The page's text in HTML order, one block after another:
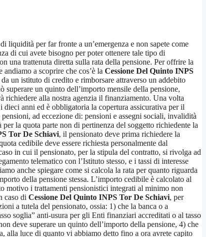
per far fronte a un’emergenza e non sapete come
di cui avete bisogno per poter ottenere tale tipo di
una trattenuta diretta sulla rata della pensione. Per offrire la
a scoprire che cos’è la Cessione Del Quinto INPS
un istituto di credito e rimborsare attraverso un addebito
superare un quinto dell’importo mensile della pensione,
richiedere alla nostra agenzia il finanziamento. Una volta
dieci anni ed è obbligatoria la copertura assicurativa per il
pensioni, ad eccezione di: pensioni e assegni sociali, invalidità
la quota parte non di pertinenza del soggetto richiedente la
Tor De Schiavi, il pensionato deve prima richiedere la
cedibile deve essere richiesta personalmente dal
in cui il pensionato, per la stipula del contratto, si rivolga ad
telematico con l’Istituto stesso, e i tassi di interesse
anche spiegare come si calcola la rata per quanto riguarda
della pensione stessa. L’importo cedibile è calcolato al
motivo i trattamenti pensionistici integrati al minimo non
caso di Cessione Del Quinto INPS Tor De Schiavi, per
a tutela del pensionato, ossia: 1) che la banca o a
soglia” anti-usura per gli Enti finanziari accreditati o al tasso
deve superare un quinto dell’importo della pensione, 4) che
alla luce di quanto vi abbiamo detto fino a ora avrete capito